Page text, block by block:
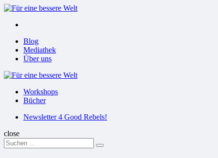
Menu
Menu
Blog
Mediathek
Über uns
Für
Workshops
Bücher
SuchenNewsletter 4 Good Rebels!
close
Search
for:
Suchen